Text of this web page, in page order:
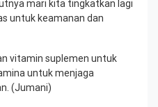
mari kita tingkatkan lagi
untuk keamanan dan
vitamin suplemen untuk
untuk menjaga
(Jumani)